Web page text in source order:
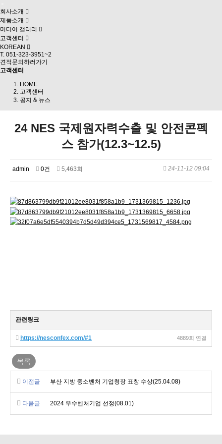
회사소개
제품소개
미디어 갤러리
고객센터
KOREAN
T. 051-323-3951~2
견적문의하러가기
고객센터
HOME
고객센터
공지 & 뉴스
24 NES 국제원자력수출 및 안전콘펙
스 참가(12.3~12.5)
admin 0건 5,463회 24-11-12 09:04
관련링크
https://nesconfex.com/#1 4889회 연결
목록
이전글 부산 지방 중소벤처 기업청장 표창 수상(25.04.08)
다음글 2024 우수벤처기업 선정(08.01)